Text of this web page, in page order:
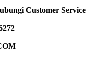
Customer